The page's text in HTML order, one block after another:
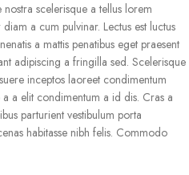
scelerisque a tellus lorem
a cum pulvinar. Lectus est luctus
a mattis penatibus eget praesent
adipiscing a fringilla sed. Scelerisque
inceptos laoreet condimentum
a elit condimentum a id dis. Cras a
parturient vestibulum porta
habitasse nibh felis. Commodo